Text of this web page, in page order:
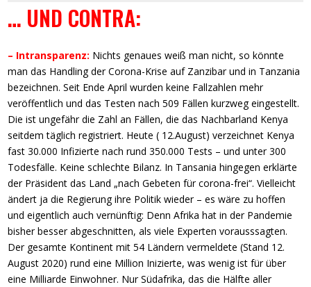
… UND CONTRA:
– Intransparenz: Nichts genaues weiß man nicht, so könnte
man das Handling der Corona-Krise auf Zanzibar und in Tanzania
bezeichnen. Seit Ende April wurden keine Fallzahlen mehr
veröffentlich und das Testen nach 509 Fällen kurzweg eingestellt.
Die ist ungefähr die Zahl an Fällen, die das Nachbarland Kenya
seitdem täglich registriert. Heute ( 12.August) verzeichnet Kenya
fast 30.000 Infizierte nach rund 350.000 Tests – und unter 300
Todesfälle. Keine schlechte Bilanz. In Tansania hingegen erklärte
der Präsident das Land „nach Gebeten für corona-frei“. Vielleicht
ändert ja die Regierung ihre Politik wieder – es wäre zu hoffen
und eigentlich auch vernünftig: Denn Afrika hat in der Pandemie
bisher besser abgeschnitten, als viele Experten vorausssagten.
Der gesamte Kontinent mit 54 Ländern vermeldete (Stand 12.
August 2020) rund eine Million Inizierte, was wenig ist für über
eine Milliarde Einwohner. Nur Südafrika, das die Hälfte aller